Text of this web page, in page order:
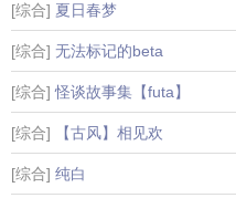
[综合] 夏日春梦
[综合] 无法标记的beta
[综合] 怪谈故事集【futa】
[综合] 【古风】相见欢
[综合] 纯白